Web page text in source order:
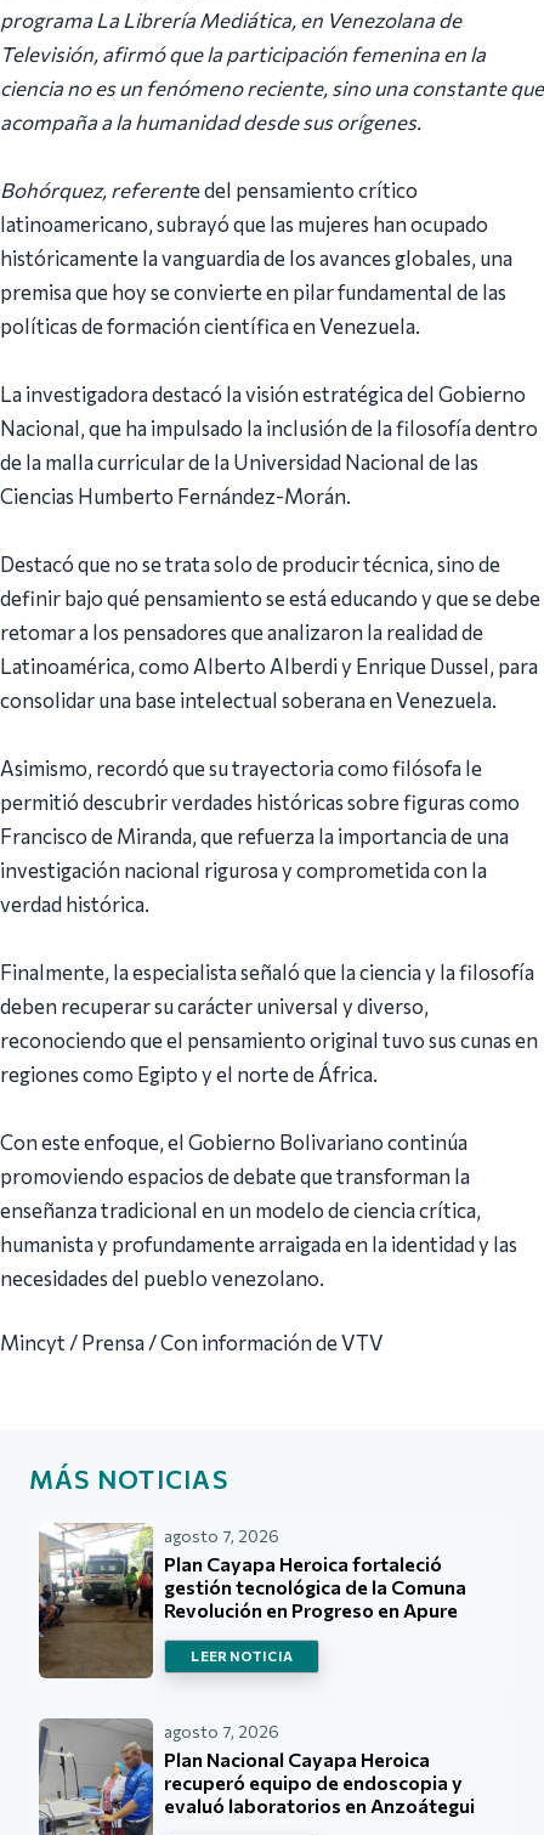
programa La Librería Mediática, en Venezolana de
Televisión, afirmó que la participación femenina en la
ciencia no es un fenómeno reciente, sino una constante que
acompaña a la humanidad desde sus orígenes.
Bohórquez, referente del pensamiento crítico
latinoamericano, subrayó que las mujeres han ocupado
históricamente la vanguardia de los avances globales, una
premisa que hoy se convierte en pilar fundamental de las
políticas de formación científica en Venezuela.
La investigadora destacó la visión estratégica del Gobierno
Nacional, que ha impulsado la inclusión de la filosofía dentro
de la malla curricular de la Universidad Nacional de las
Ciencias Humberto Fernández-Morán.
Destacó que no se trata solo de producir técnica, sino de
definir bajo qué pensamiento se está educando y que se debe
retomar a los pensadores que analizaron la realidad de
Latinoamérica, como Alberto Alberdi y Enrique Dussel, para
consolidar una base intelectual soberana en Venezuela.
Asimismo, recordó que su trayectoria como filósofa le
permitió descubrir verdades históricas sobre figuras como
Francisco de Miranda, que refuerza la importancia de una
investigación nacional rigurosa y comprometida con la
verdad histórica.
Finalmente, la especialista señaló que la ciencia y la filosofía
deben recuperar su carácter universal y diverso,
reconociendo que el pensamiento original tuvo sus cunas en
regiones como Egipto y el norte de África.
Con este enfoque, el Gobierno Bolivariano continúa
promoviendo espacios de debate que transforman la
enseñanza tradicional en un modelo de ciencia crítica,
humanista y profundamente arraigada en la identidad y las
necesidades del pueblo venezolano.
Mincyt / Prensa / Con información de VTV
MÁS NOTICIAS
agosto 7, 2026
Plan Cayapa Heroica fortaleció
gestión tecnológica de la Comuna
Revolución en Progreso en Apure
LEER NOTICIA
agosto 7, 2026
Plan Nacional Cayapa Heroica
recuperó equipo de endoscopia y
evaluó laboratorios en Anzoátegui